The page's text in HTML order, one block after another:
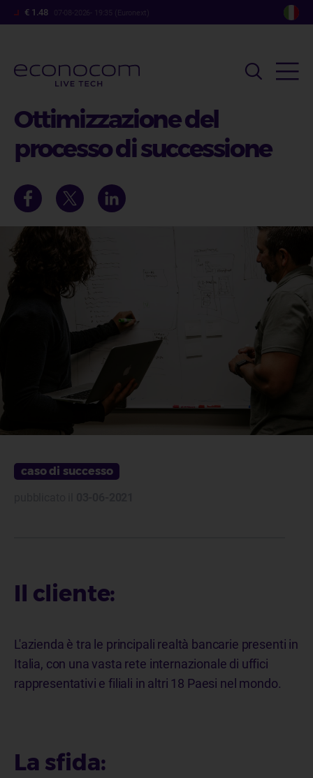
Salta
al
principale
€ 1.48 07-08-2026- 19:35 (Euronext)
Ottimizzazione del
processo di successione
caso di successo
Il cliente:
L'azienda è tra le principali realtà bancarie presenti in
Italia, con una vasta rete internazionale di uffici
rappresentativi e filiali in altri 18 Paesi nel mondo.
La sfida: